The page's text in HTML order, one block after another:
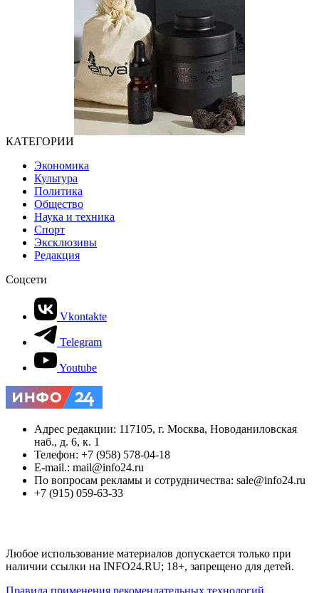
КАТЕГОРИИ
Экономика
Культура
Политика
Общество
Наука и техника
Спорт
Эксклюзивы
Редакция
Соцсети
Vkontakte
Telegram
Youtube
Адрес редакции: 117105, г. Москва, Новоданиловская
наб., д. 6, к. 1
Телефон: +7 (958) 578-04-18
E-mail.: mail@info24.ru
По вопросам рекламы и сотрудничества: sale@info24.ru
+7 (915) 059-63-33
Любое использование материалов допускается только при
наличии ссылки на INFO24.RU; 18+, запрещено для детей.
Правила применения рекомендательных технологий